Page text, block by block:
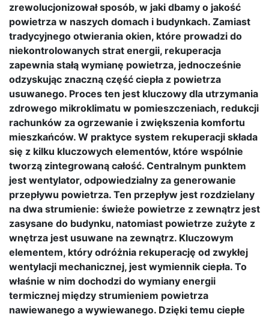
zrewolucjonizował sposób, w jaki dbamy o jakość
powietrza w naszych domach i budynkach. Zamiast
tradycyjnego otwierania okien, które prowadzi do
niekontrolowanych strat energii, rekuperacja
zapewnia stałą wymianę powietrza, jednocześnie
odzyskując znaczną część ciepła z powietrza
usuwanego. Proces ten jest kluczowy dla utrzymania
zdrowego mikroklimatu w pomieszczeniach, redukcji
rachunków za ogrzewanie i zwiększenia komfortu
mieszkańców. W praktyce system rekuperacji składa
się z kilku kluczowych elementów, które wspólnie
tworzą zintegrowaną całość. Centralnym punktem
jest wentylator, odpowiedzialny za generowanie
przepływu powietrza. Ten przepływ jest rozdzielany
na dwa strumienie: świeże powietrze z zewnątrz jest
zasysane do budynku, natomiast powietrze zużyte z
wnętrza jest usuwane na zewnątrz. Kluczowym
elementem, który odróżnia rekuperację od zwykłej
wentylacji mechanicznej, jest wymiennik ciepła. To
właśnie w nim dochodzi do wymiany energii
termicznej między strumieniem powietrza
nawiewanego a wywiewanego. Dzięki temu ciepłe